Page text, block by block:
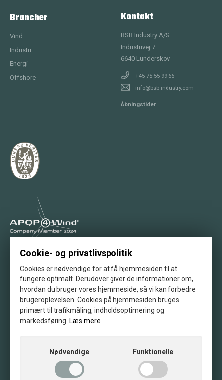
Brancher
Vind
Industri
Energi
Offshore
Kontakt
BSB Industry A/S
Industrivej 7
6640 Lunderskov
+45 75 55 99 66
info@bsb-industry.com
Åbningstider
Stolt medlem af APQP4Wind
Vores klimabevis fra scanenergi
© 2026 · BSB Industry A/S
Salgs- og leveringsbetingelser
Cookie- og privatlivspolitik
Cookies er nødvendige for at få hjemmesiden til at
fungere optimalt. Derudover giver de informationer om,
hvordan du bruger vores hjemmeside, så vi kan forbedre
brugeroplevelsen. Cookies på hjemmesiden bruges
primært til trafikmåling, indholdsoptimering og
markedsføring. Læs mere
Nødvendige Funktionelle